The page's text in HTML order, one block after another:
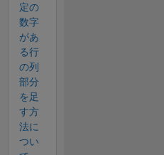
定の
数字
があ
る行
の列
部分
を足
す方
法に
つい